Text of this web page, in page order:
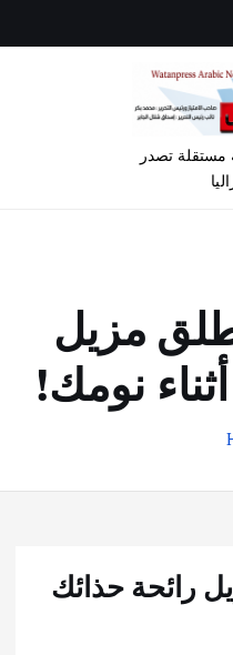
مستقلة تصدر
مزيل
نومك!
رائحة حذائك